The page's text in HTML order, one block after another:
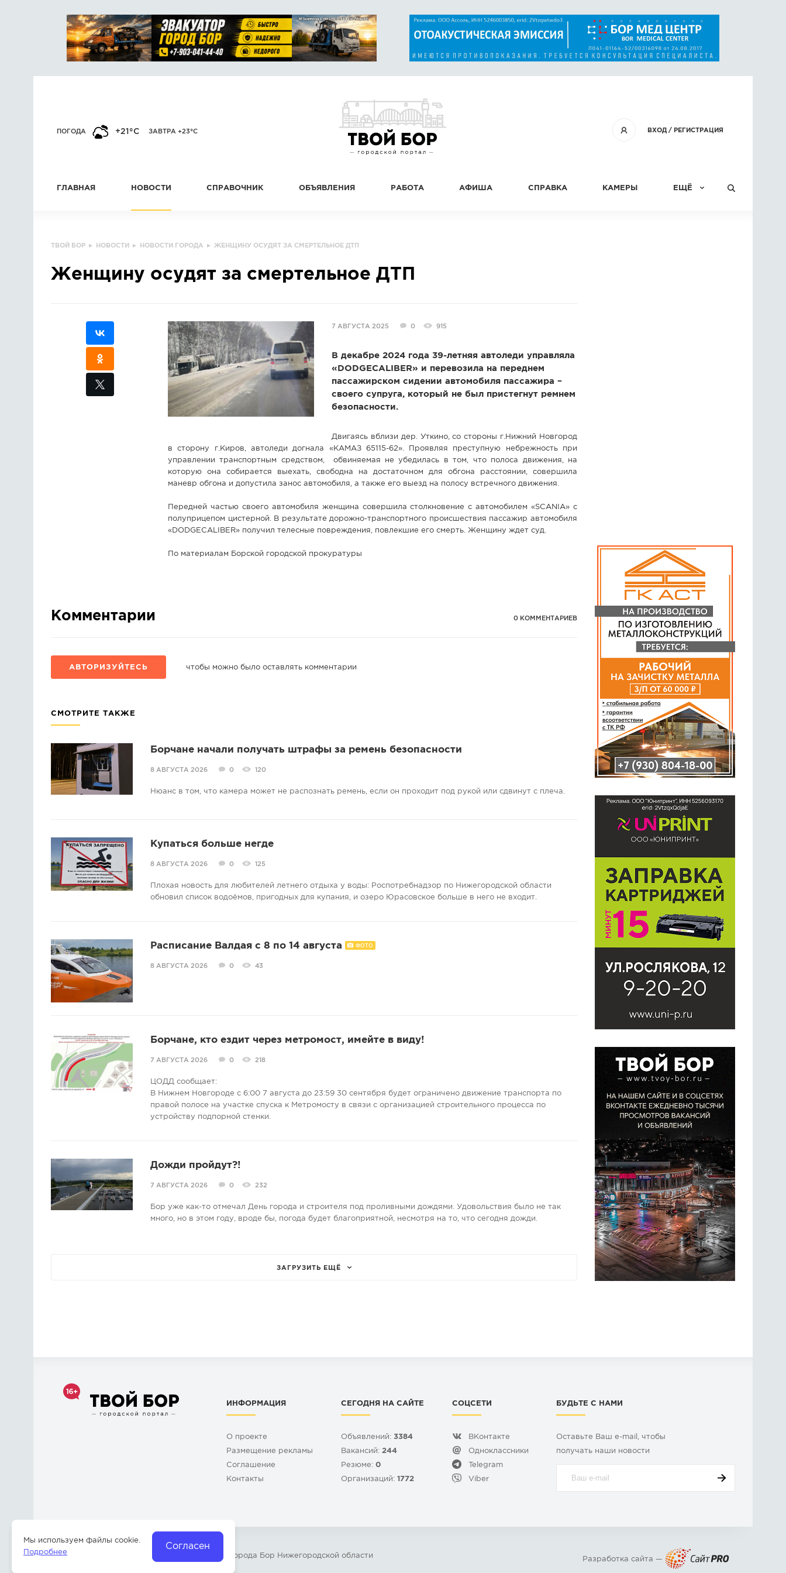
ВХОД/ РЕГИСТРАЦИЯ
ПОГОДА +21°C ЗАВТРА +23°C
ГЛАВНАЯ НОВОСТИ СПРАВОЧНИК ОБЪЯВЛЕНИЯ РАБОТА АФИША СПРАВКА КАМЕРЫ ЕЩЁ
ТВОЙ БОР ▸ НОВОСТИ ▸ НОВОСТИ ГОРОДА ▸ ЖЕНЩИНУ ОСУДЯТ ЗА СМЕРТЕЛЬНОЕ ДТП
Женщину осудят за смертельное ДТП
7 АВГУСТА 2025 0 915
В декабре 2024 года 39-летняя автоледи управляла
«DODGECALIBER» и перевозила на переднем
пассажирском сидении автомобиля пассажира –
своего супруга, который не был пристегнут ремнем
безопасности.
Двигаясь вблизи дер. Уткино, со стороны г.Нижний Новгород
в сторону г.Киров, автоледи догнала «КАМАЗ 65115-62». Проявляя преступную небрежность при
управлении транспортным средством, обвиняемая не убедилась в том, что полоса движения, на
которую она собирается выехать, свободна на достаточном для обгона расстоянии, совершила
маневр обгона и допустила занос автомобиля, а также его выезд на полосу встречного движения.
Передней частью своего автомобиля женщина совершила столкновение с автомобилем «SCANIA» с
полуприцепом цистерной. В результате дорожно-транспортного происшествия пассажир автомобиля
«DODGECALIBER» получил телесные повреждения, повлекшие его смерть. Женщину ждет суд.
По материалам Борской городской прокуратуры
Комментарии 0 КОММЕНТАРИЕВ
АВТОРИЗУЙТЕСЬ чтобы можно было оставлять комментарии
СМОТРИТЕ ТАКЖЕ
Борчане начали получать штрафы за ремень безопасности
8 АВГУСТА 2026 0 120
Нюанс в том, что камера может не распознать ремень, если он проходит под рукой или сдвинут с плеча.
Купаться больше негде
8 АВГУСТА 2026 0 125
Плохая новость для любителей летнего отдыха у воды: Роспотребнадзор по Нижегородской области
обновил список водоёмов, пригодных для купания, и озеро Юрасовское больше в него не входит.
Расписание Валдая с 8 по 14 августа ФОТО
8 АВГУСТА 2026 0 43
Борчане, кто ездит через метромост, имейте в виду!
7 АВГУСТА 2026 0 218
ЦОДД сообщает:
В Нижнем Новгороде с 6:00 7 августа до 23:59 30 сентября будет ограничено движение транспорта по
правой полосе на участке спуска к Метромосту в связи с организацией строительного процесса по
устройству подпорной стенки.
Дожди пройдут?!
7 АВГУСТА 2026 0 232
Бор уже как-то отмечал День города и строителя под проливными дождями. Удовольствия было не так
много, но в этом году, вроде бы, погода будет благоприятной, несмотря на то, что сегодня дожди.
ЗАГРУЗИТЬ ЕЩЁ
ИНФОРМАЦИЯ
О проекте
Размещение рекламы
Cоглашение
Контакты
СЕГОДНЯ НА САЙТЕ
Объявлений: 3384
Вакансий: 244
Резюме: 0
Организаций: 1772
СОЦСЕТИ
ВКонтакте
Одноклассники
Telegram
Viber
БУДЬТЕ С НАМИ
Оставьте Ваш e-mail, чтобы
получать наши новости
© 2009-2026 « » – Главный портал города Бор Нижегородской области
Разработка сайта —
Согласен
Мы используем файлы cookie.
Подробнее